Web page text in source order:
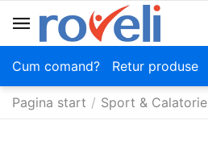
Cum comand? Retur produse
Pagina start / Sport & Calatorie